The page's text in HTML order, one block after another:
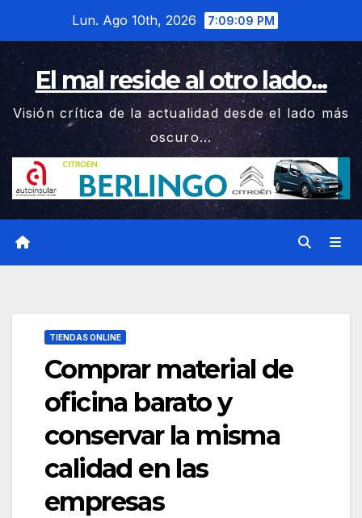
contenido
Lun. Ago 10th, 2026 7:09:10 PM
El mal reside al otro lado...
Visión crítica de la actualidad desde el lado más
oscuro...
TIENDAS ONLINE
Comprar material de
oficina barato y
conservar la misma
calidad en las
empresas